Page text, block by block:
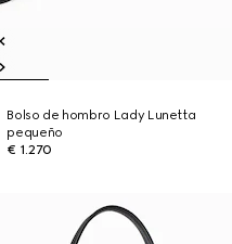
Bolso de hombro Lady Lunetta
pequeño
€ 1.270